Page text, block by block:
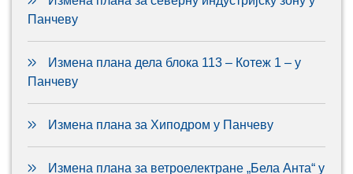
Панчеву
Измена плана дела блока 113 – Котеж 1 – у
Панчеву
Измена плана за Хиподром у Панчеву
Измена плана за ветроелектране „Бела Анта“ у